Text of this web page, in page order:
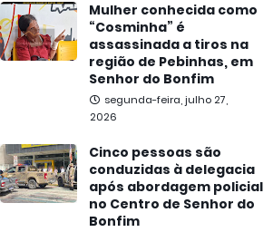
Mulher conhecida como
“Cosminha” é
assassinada a tiros na
região de Pebinhas, em
Senhor do Bonfim
segunda-feira, julho 27,
2026
Cinco pessoas são
conduzidas à delegacia
após abordagem policial
no Centro de Senhor do
Bonfim